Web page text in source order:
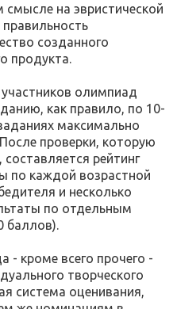
смысле на эвристической
созданного
продукта.
олимпиад
как правило, по 10-
максимально
проверки, которую
рейтинг
по каждой возрастной
и несколько
по отдельным
баллов).
- кроме всего прочего -
творческого
система оценивания,